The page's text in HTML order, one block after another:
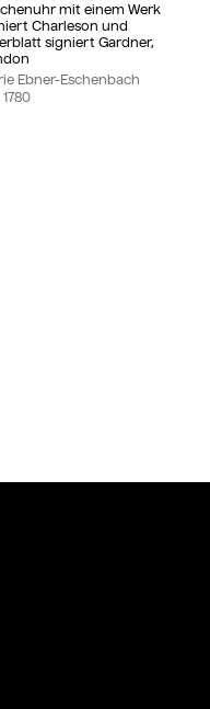
mit einem Werk
Charleson und
signiert Gardner,
Ebner-Eschenbach
1780